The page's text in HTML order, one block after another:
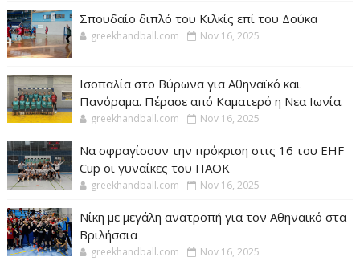
Σπουδαίο διπλό του Κιλκίς επί του Δούκα
greekhandball.com Nov 16, 2025
Ισοπαλία στο Βύρωνα για Αθηναϊκό και
Πανόραμα. Πέρασε από Καματερό η Νεα Ιωνία.
greekhandball.com Nov 16, 2025
Να σφραγίσουν την πρόκριση στις 16 του EHF
Cup οι γυναίκες του ΠΑΟΚ
greekhandball.com Nov 16, 2025
Νίκη με μεγάλη ανατροπή για τον Αθηναϊκό στα
Βριλήσσια
greekhandball.com Nov 16, 2025